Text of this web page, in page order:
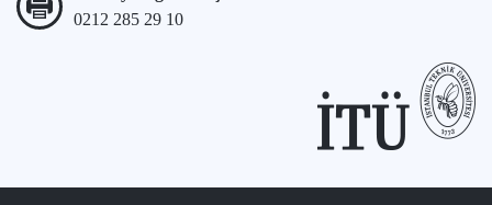
0212 285 29 10